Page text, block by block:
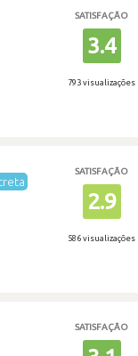
SATISFAÇÃO
3.4
793 visualizações
SATISFAÇÃO
2.9
586 visualizações
SATISFAÇÃO